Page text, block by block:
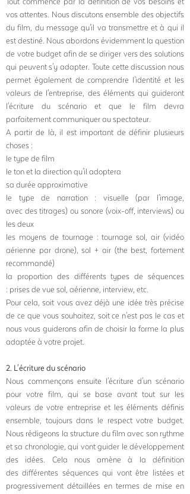
vos attentes. Nous discutons ensemble des objectifs
du film, du message qu'il va transmettre et à qui il
est destiné. Nous abordons évidemment la question
de votre budget afin de se diriger vers des solutions
qui peuvent s'y adapter. Toute cette discussion nous
permet également de comprendre l'identité et les
valeurs de l'entreprise, des éléments qui guideront
l'écriture du scénario et que le film devra
parfaitement communiquer au spectateur.
A partir de là, il est important de définir plusieurs
choses :
le type de film
le ton et la direction qu'il adoptera
sa durée approximative
le type de narration : visuelle (par l'image,
avec des titrages) ou sonore (voix-off, interviews) ou
les deux
les moyens de tournage : tournage sol, air (vidéo
aérienne par drone), sol + air (the best, fortement
recommandé)
la proportion des différents types de séquences
: prisesde vue sol, aérienne, interview, etc.
Pour cela, soit vous avez déjà une idée très précise
de ce que vous souhaitez, soit ce n'est pas le cas et
nous vous guiderons afin de choisir la forme la plus
adaptée à votre projet.
2. L'écriture du scénario
Nous commençons ensuite l'écriture d'un scénario
pour votre film, qui se base avant tout sur les
valeurs de votre entreprise et les éléments définis
ensemble, toujours dans le respect votre budget.
Nous rédigeons la structure du film avec son rythme
et sa chronologie, qui vont guider le développement
des idées. Cela nous amène à la définition
des différentes séquences qui vont être listées et
progressivement détaillées en termes de mise en